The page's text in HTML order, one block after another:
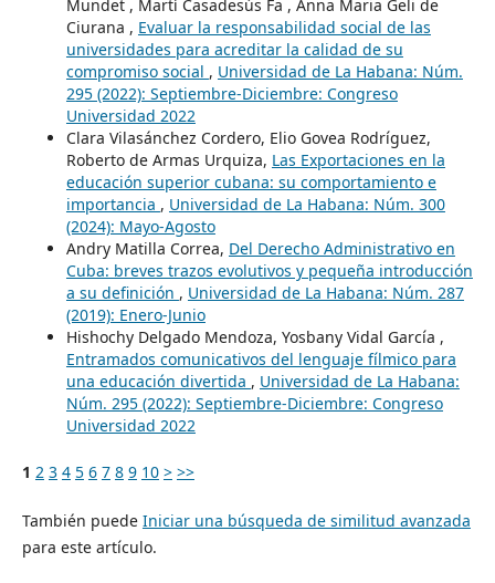
Mundet , Martí Casadesús Fa , Anna Maria Geli de
Ciurana , Evaluar la responsabilidad social de las
universidades para acreditar la calidad de su
compromiso social , Universidad de La Habana: Núm.
295 (2022): Septiembre-Diciembre: Congreso
Universidad 2022
Clara Vilasánchez Cordero, Elio Govea Rodríguez,
Roberto de Armas Urquiza, Las Exportaciones en la
educación superior cubana: su comportamiento e
importancia , Universidad de La Habana: Núm. 300
(2024): Mayo-Agosto
Andry Matilla Correa, Del Derecho Administrativo en
Cuba: breves trazos evolutivos y pequeña introducción
a su definición , Universidad de La Habana: Núm. 287
(2019): Enero-Junio
Hishochy Delgado Mendoza, Yosbany Vidal García ,
Entramados comunicativos del lenguaje fílmico para
una educación divertida , Universidad de La Habana:
Núm. 295 (2022): Septiembre-Diciembre: Congreso
Universidad 2022
1 2 3 4 5 6 7 8 9 10 > >>
También puede Iniciar una búsqueda de similitud avanzada
para este artículo.